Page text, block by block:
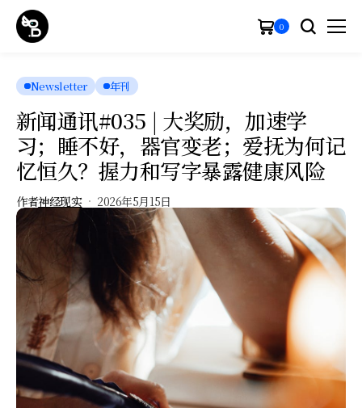
0
Newsletter 年刊
新闻通讯#035 | 大奖励，加速学
习；睡不好，器官变老；爱抚为何记
忆恒久？握力和写字暴露健康风险
作者神经现实 2026年5月15日